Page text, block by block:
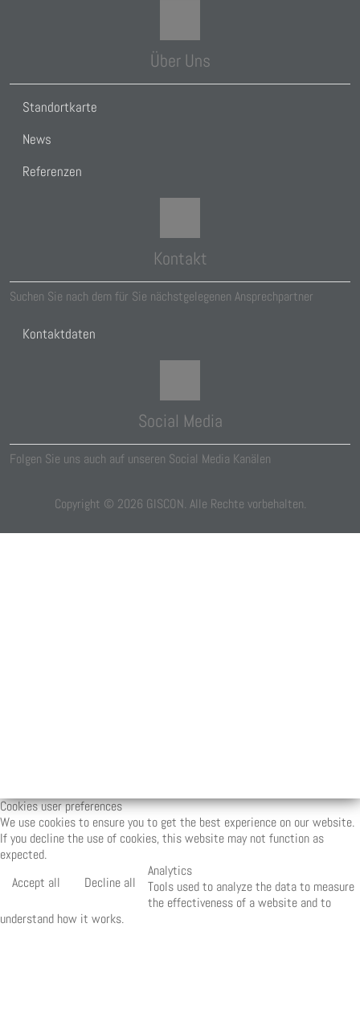
Über Uns
Standortkarte
News
Referenzen
Kontakt
Suchen Sie nach dem für Sie nächstgelegenen Ansprechpartner
Kontaktdaten
Social Media
Folgen Sie uns auch auf unseren Social Media Kanälen
Copyright © 2026 GISCON. Alle Rechte vorbehalten.
Cookies user preferences
We use cookies to ensure you to get the best experience on our website.
If you decline the use of cookies, this website may not function as
expected.
Accept all
Decline all
Analytics
Tools used to analyze the data to measure
the effectiveness of a website and to
understand how it works.